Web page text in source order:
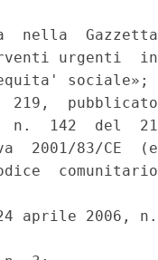
nella  Gazzetta
urgenti  in
sociale»;
219,  pubblicato
n.  142  del  21
2001/83/CE  (e
comunitario
aprile 2006, n.